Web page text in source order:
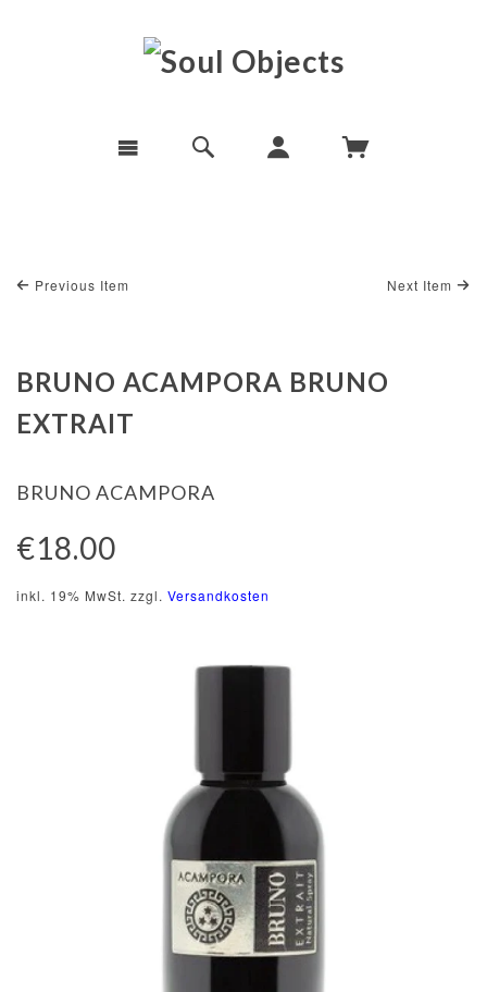
Previous Item Next Item
BRUNO ACAMPORA BRUNO
EXTRAIT
BRUNO ACAMPORA
€18.00
inkl. 19% MwSt. zzgl. Versandkosten